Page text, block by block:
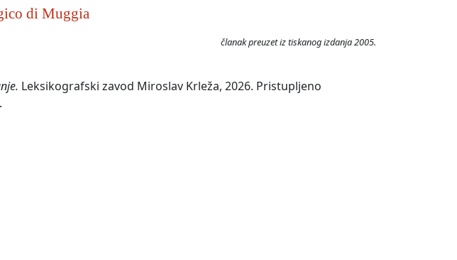
di Muggia
članak preuzet iz tiskanog izdanja 2005.
Leksikografski zavod Miroslav Krleža, 2026. Pristupljeno